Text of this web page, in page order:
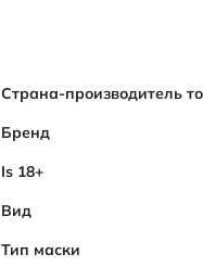
Характеристики
Страна-производитель
Бренд
Is 18+
Вид
Тип маски